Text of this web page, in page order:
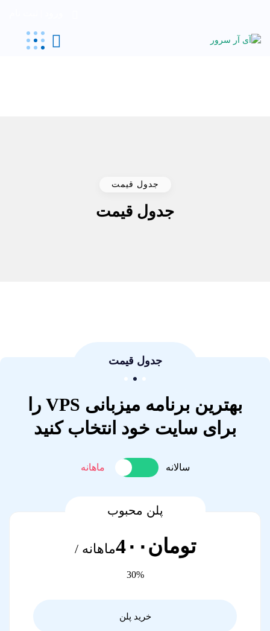
جدول قیمت
جدول قیمت
جدول قیمت
بهترین برنامه میزبانی VPS را
برای سایت خود انتخاب کنید
ماهانه سالانه
پلن محبوب
تومان4۰۰ ماهانه /
30%
خرید پلن